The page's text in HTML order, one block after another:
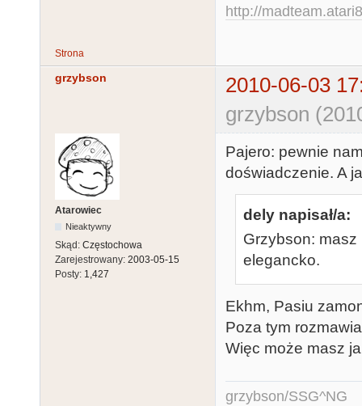
http://
Strona
grzybson
2010-06-03
grzybson
Atarowiec
Nieaktywny
Skąd: Częstochowa
Zarejestrowany: 2003-05-15
Posty: 1,427
Pajero: pewnie
doświadczenie. A
dely napisał/a:
Grzybson:
elegancko.
Ekhm, Pasiu
Poza tym
Więc może masz
grzybson/SSG^NG